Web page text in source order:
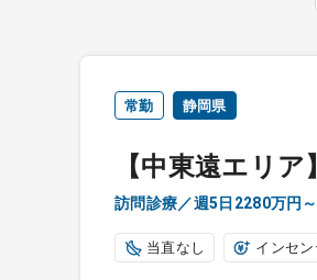
常勤 静岡県
【中東遠エリ
訪問診療／週5日2280万円
当直なし インセ